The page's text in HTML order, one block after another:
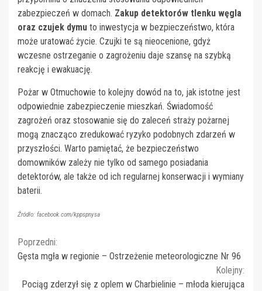
zabezpieczeń w domach. Zakup detektorów tlenku węgla
oraz czujek dymu to inwestycja w bezpieczeństwo, która
może uratować życie. Czujki te są nieocenione, gdyż
wczesne ostrzeganie o zagrożeniu daje szansę na szybką
reakcję i ewakuację.
Pożar w Otmuchowie to kolejny dowód na to, jak istotne jest
odpowiednie zabezpieczenie mieszkań. Świadomość
zagrożeń oraz stosowanie się do zaleceń straży pożarnej
mogą znacząco zredukować ryzyko podobnych zdarzeń w
przyszłości. Warto pamiętać, że bezpieczeństwo
domowników zależy nie tylko od samego posiadania
detektorów, ale także od ich regularnej konserwacji i wymiany
baterii.
Źródło: facebook.com/kppspnysa
Continue
Reading
Poprzedni:
Gęsta mgła w regionie – Ostrzeżenie meteorologiczne Nr 96
Kolejny:
Pociąg zderzył się z oplem w Charbielinie – młoda kierująca